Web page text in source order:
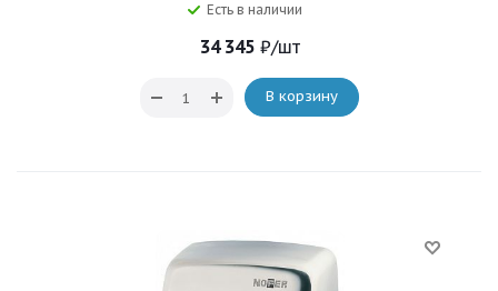
Есть в наличии
34 345₽/шт
В корзину